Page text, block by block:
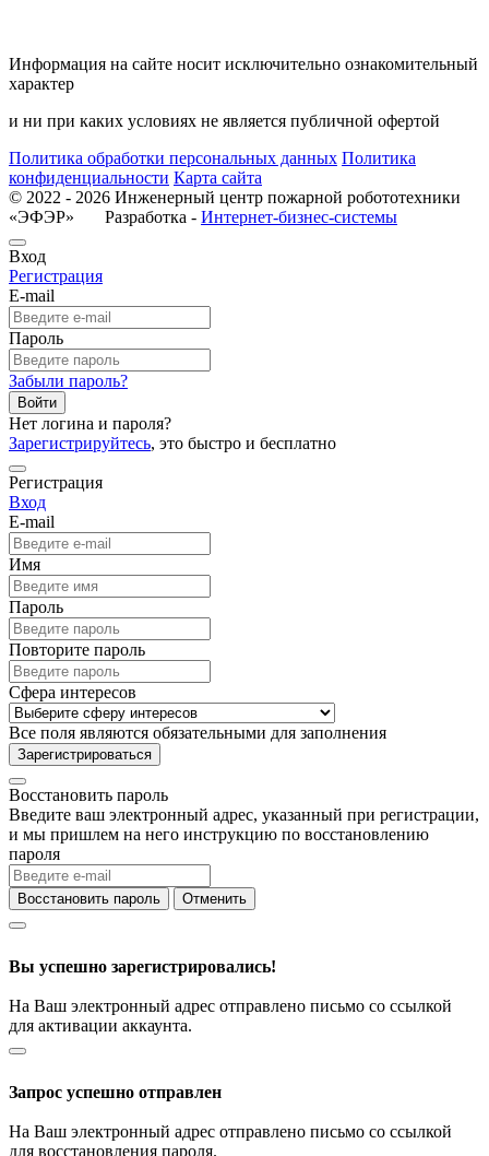
Информация на сайте носит исключительно ознакомительный
характер
и ни при каких условиях не является публичной офертой
Политика обработки персональных данных Политика
конфиденциальности Карта сайта
© 2022 - 2026 Инженерный центр пожарной робототехники
«ЭФЭР» Разработка - Интернет-бизнес-системы
Вход
Регистрация
E-mail
Пароль
Забыли пароль?
Войти
Нет логина и пароля?
Зарегистрируйтесь, это быстро и бесплатно
Регистрация
Вход
E-mail
Имя
Пароль
Повторите пароль
Сфера интересов
Все поля являются обязательными для заполнения
Зарегистрироваться
Восстановить пароль
Введите ваш электронный адрес, указанный при регистрации,
и мы пришлем на него инструкцию по восстановлению
пароля
Восстановить пароль Отменить
Вы успешно зарегистрировались!
На Ваш электронный адрес отправлено письмо со ссылкой
для активации аккаунта.
Запрос успешно отправлен
На Ваш электронный адрес отправлено письмо со ссылкой
для восстановления пароля.